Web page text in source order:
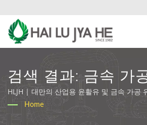
검색 결과: 금속 가
금속 가공 유체 및
솔루션 | HLJH
HLJH | 대만의 산업용 윤활유 및 금속 가공
업체
Home